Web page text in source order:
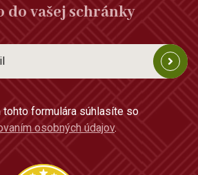
do vašej schránky
tohto formulára súhlasíte so
osobných údajov.